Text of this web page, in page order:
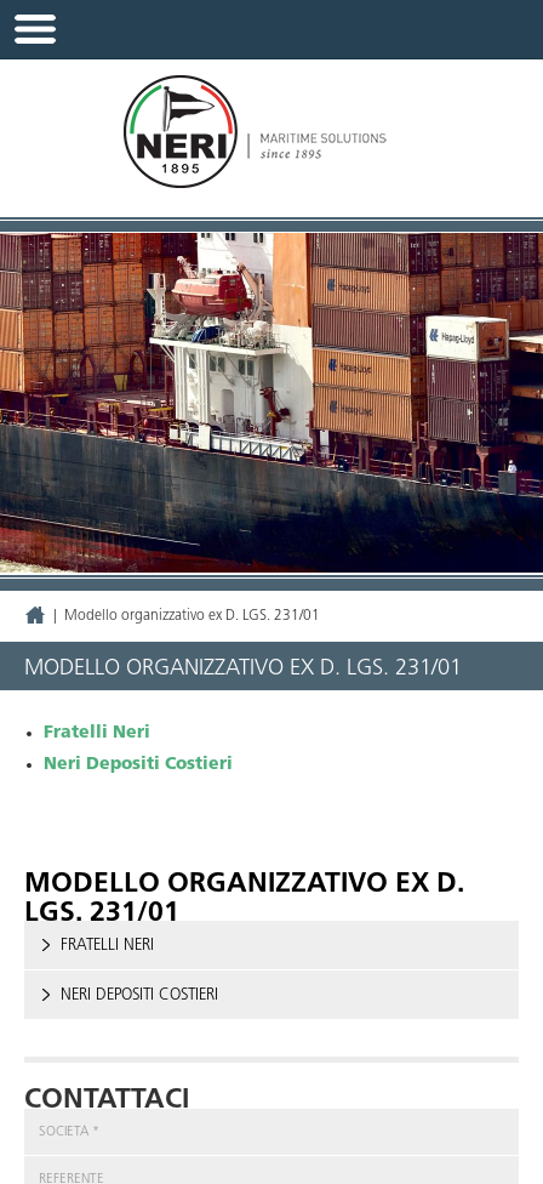
Modello organizzativo ex D. LGS. 231/01
MODELLO ORGANIZZATIVO EX D. LGS. 231/01
Fratelli Neri
Neri Depositi Costieri
MODELLO ORGANIZZATIVO EX D.
LGS. 231/01
FRATELLI NERI
NERI DEPOSITI COSTIERI
CONTATTACI